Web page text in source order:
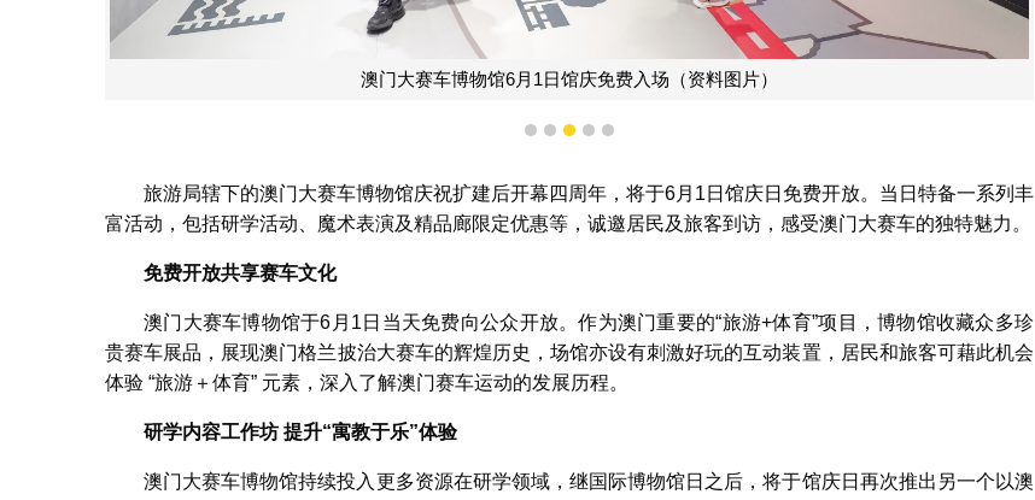
澳门大赛车博物馆6月1日馆庆免费入场（资料图片）
1 2 3 4 5
旅游局辖下的澳门大赛车博物馆庆祝扩建后开幕四周年，将于6月1日馆庆日免费开放。当日特备一系列丰
富活动，包括研学活动、魔术表演及精品廊限定优惠等，诚邀居民及旅客到访，感受澳门大赛车的独特魅力。
免费开放共享赛车文化
澳门大赛车博物馆于6月1日当天免费向公众开放。作为澳门重要的“旅游+体育”项目，博物馆收藏众多珍
贵赛车展品，展现澳门格兰披治大赛车的辉煌历史，场馆亦设有刺激好玩的互动装置，居民和旅客可藉此机会
体验 “旅游＋体育” 元素，深入了解澳门赛车运动的发展历程。
研学内容工作坊 提升“寓教于乐”体验
澳门大赛车博物馆持续投入更多资源在研学领域，继国际博物馆日之后，将于馆庆日再次推出另一个以澳